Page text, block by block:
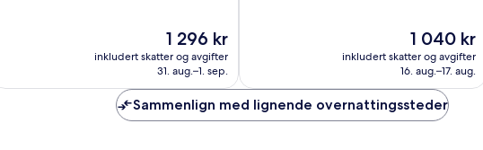
Prisen
er
1 296 kr
1 296 kr
inkludert skatter og avgifter
31. aug.–1. sep.
Prisen
er
1 040 kr
1 040 kr
inkludert skatter og avgifter
16. aug.–17. aug.
Sammenlign med lignende overnattingssteder